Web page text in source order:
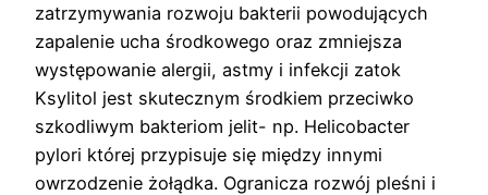
zatrzymywania rozwoju bakterii powodujących
zapalenie ucha środkowego oraz zmniejsza
występowanie alergii, astmy i infekcji zatok
Ksylitol jest skutecznym środkiem przeciwko
szkodliwym bakteriom jelit- np. Helicobacter
pylori której przypisuje się między innymi
owrzodzenie żołądka. Ogranicza rozwój pleśni i